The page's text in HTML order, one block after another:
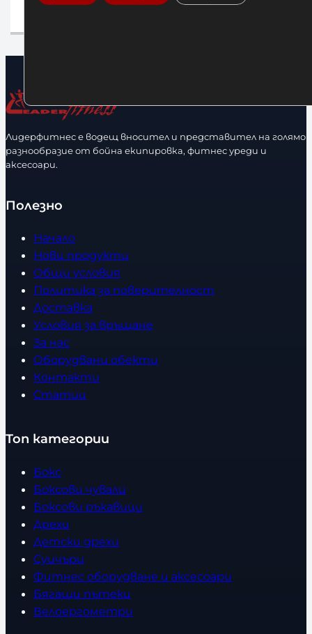
Добавяне в количката
Лидерфитнес е водещ вносител и представител на голямо
разнообразие от бойна екипировка, фитнес уреди и
аксесоари.
Полезно
Начало
Нови продукти
Общи условия
Политика за поверителност
Доставка
Условия за връщане
За нас
Оборудвани обекти
Контакти
Статии
Топ категории
Бокс
Боксови чували
Боксови ръкавици
Дрехи
Детски дрехи
Суичъри
Фитнес оборудване и аксесоари
Бягащи пътеки
Велоергометри